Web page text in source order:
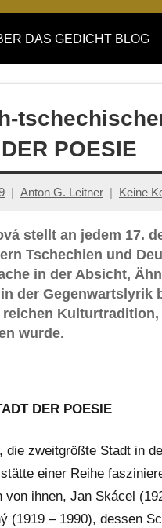
DAS GEDICHT BLOG
POESIE
Anton G. Leitner Keine
stellt an jedem 17.
Tschechien und
in der Absicht,
der Gegenwartslyrik
reichen
wurde.
DER POESIE
die zweitgrößte Stadt in
einer Reihe
von ihnen, Jan Skácel
(1919 – 1990), dessen